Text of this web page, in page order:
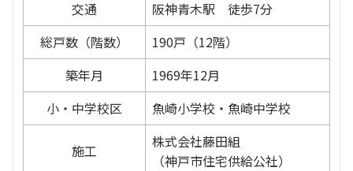
交通
阪神青木駅 徒歩7分
総戸数（階数）
190戸（12階）
築年月
1969年12月
小・中学校区
魚崎小学校・魚崎中学校
施工
株式会社藤田組
（神戸市住宅供給公社）